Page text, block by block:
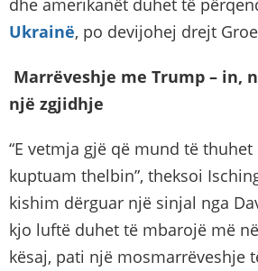
dhe amerikanët duhet të
Ukrainë, po devijohej drejt
Marrëveshje me Trump – in,
një zgjidhje
“E vetmja gjë që mund të
kuptuam thelbin”, theksoi
kishim dërguar një sinjal nga
kjo luftë duhet të mbarojë më
kësaj, pati një mosmarrëveshje